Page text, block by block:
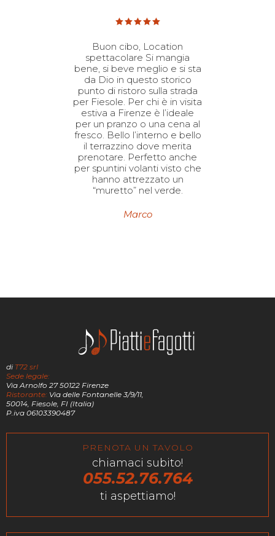
Buon cibo, Location
spettacolare Si mangia
bene, si beve meglio e si sta
da Dio in questo storico
punto di ristoro sulla strada
per Fiesole. Per chi è in visita
estiva a Firenze è l’ideale
per un pranzo o una cena al
fresco. Bello l’interno e bello
il terrazzino dove merita
prenotare. Perfetto anche
per spuntini volanti visto che
hanno attrezzato un
“muretto” nel verde.
Marco
di T72 srl
Sede legale:
Via Arnolfo 27 50122 Firenze
Ristorante: Via delle Fontanelle 3/9/11,
50014, Fiesole, FI (Italia)
P.iva 06103390487
PRENOTA UN TAVOLO
chiamaci subito!
055.52.76.764
ti aspettiamo!